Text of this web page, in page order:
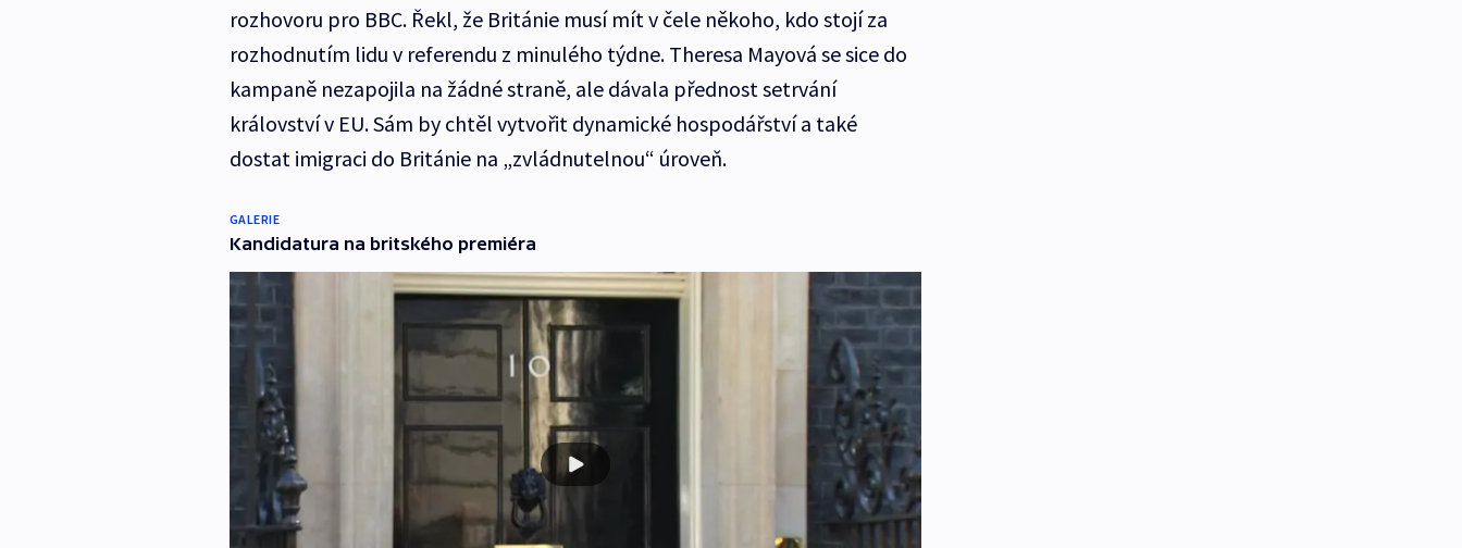
rozhovoru pro BBC. Řekl, že Británie musí mít v čele někoho, kdo stojí za
rozhodnutím lidu v referendu z minulého týdne. Theresa Mayová se sice do
kampaně nezapojila na žádné straně, ale dávala přednost setrvání
království v EU. Sám by chtěl vytvořit dynamické hospodářství a také
dostat imigraci do Británie na „zvládnutelnou“ úroveň.
GALERIE
Kandidatura na britského premiéra